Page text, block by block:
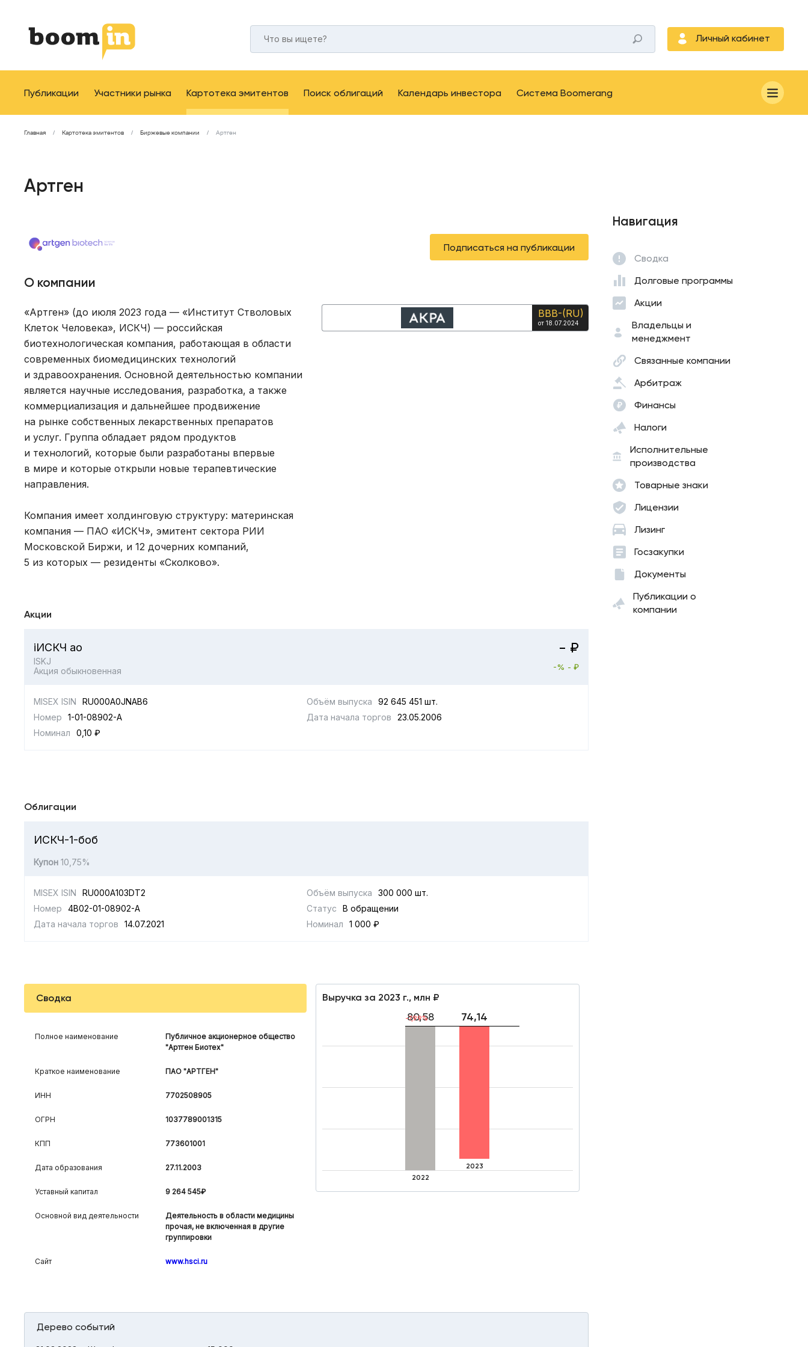
Личный кабинет
Публикации Участники рынка Картотека эмитентов Поиск облигаций Календарь инвестора Система Boomerang
Главная Картотека эмитентов Биржевые компании Артген
Артген
Подписаться на публикации
О компании
«Артген» (до июля 2023 года — «Институт Стволовых
Клеток Человека», ИСКЧ) — российская
биотехнологическая компания, работающая в области
современных биомедицинских технологий
и здравоохранения. Основной деятельностью компании
является научные исследования, разработка, а также
коммерциализация и дальнейшее продвижение
на рынке собственных лекарственных препаратов
и услуг. Группа обладает рядом продуктов
и технологий, которые были разработаны впервые
в мире и которые открыли новые терапевтические
направления.
Компания имеет холдинговую структуру: материнская
компания — ПАО «ИСКЧ», эмитент сектора РИИ
Московской Биржи, и 12 дочерних компаний,
5 из которых — резиденты «Сколково».
BBB-(RU)
от 18.07.2024
Акции
iИСКЧ ао - ₽
ISKJ
Акция обыкновенная
-% - ₽
MISEX ISIN RU000A0JNAB6 Объём выпуска
92 645 451 шт.
Номер
1-01-08902-A Дата начала торгов
23.05.2006
Номинал
0,10 ₽
Облигации
ИСКЧ-1-боб
Купон 10,75%
MISEX ISIN RU000A103DT2 Объём выпуска
300 000 шт.
Номер
4B02-01-08902-A Статус
В обращении
Дата начала торгов
14.07.2021 Номинал 1 000 ₽
Сводка
Полное наименование
Публичное акционерное общество
"Артген Биотех"
Краткое наименование ПАО "АРТГЕН"
ИНН 7702508905
ОГРН 1037789001315
КПП 773601001
Дата образования 27.11.2003
Уставный капитал 9 264 545₽
Основной вид деятельности
Деятельность в области медицины
прочая, не включенная в другие
группировки
Сайт www.hsci.ru
Выручка за 2023 г., млн ₽
80,58
2022
74,14
-7,99%
2023
Дерево событий
Навигация
Сводка
Долговые программы
Акции
Владельцы и
менеджмент
Связанные компании
Арбитраж
Финансы
Налоги
Исполнительные
производства
Товарные знаки
Лицензии
Лизинг
Госзакупки
Документы
Публикации о
компании